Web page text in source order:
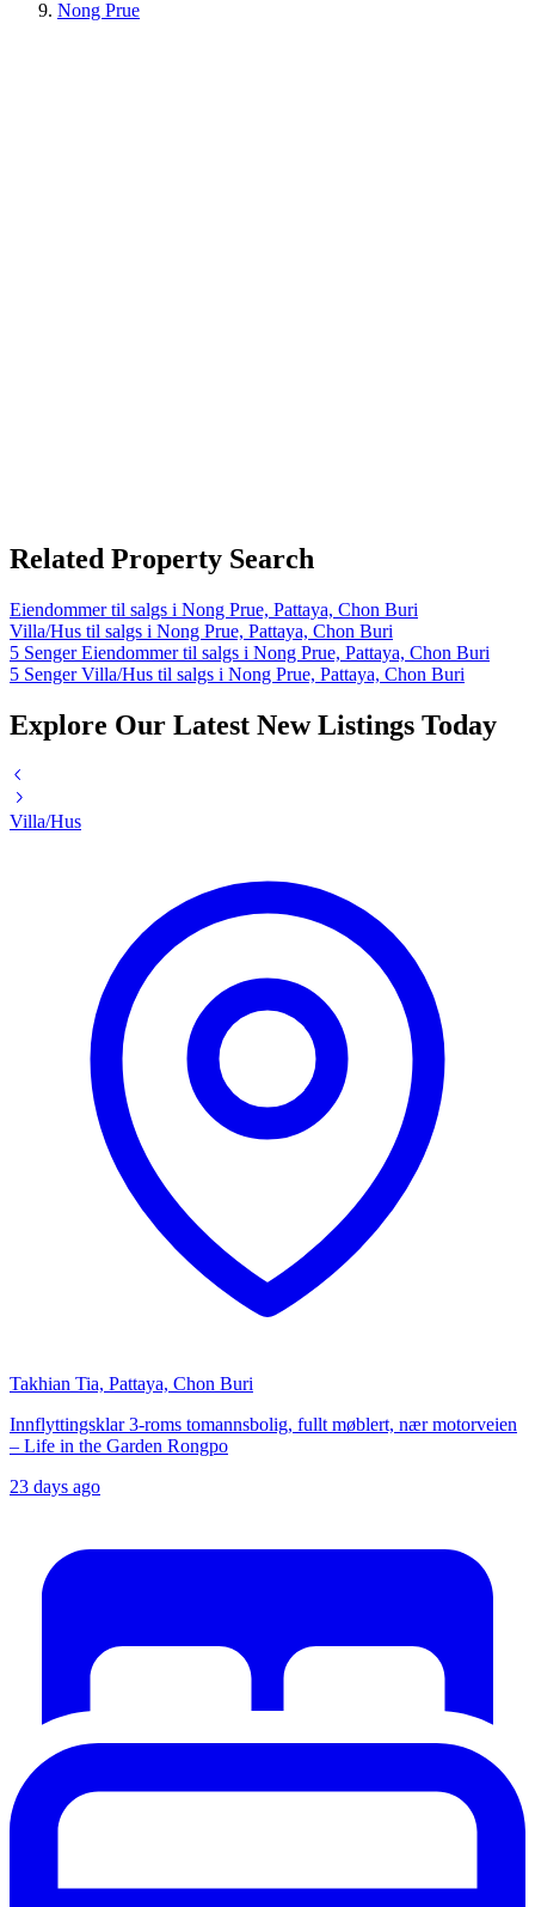
Nong Prue
Related Property Search
Eiendommer til salgs i Nong Prue, Pattaya, Chon Buri
Villa/Hus til salgs i Nong Prue, Pattaya, Chon Buri
5 Senger Eiendommer til salgs i Nong Prue, Pattaya, Chon Buri
5 Senger Villa/Hus til salgs i Nong Prue, Pattaya, Chon Buri
Explore Our Latest New Listings Today
Villa/Hus
Takhian Tia, Pattaya, Chon Buri
Innflyttingsklar 3-roms tomannsbolig, fullt møblert, nær motorveien
– Life in the Garden Rongpo
23 days ago